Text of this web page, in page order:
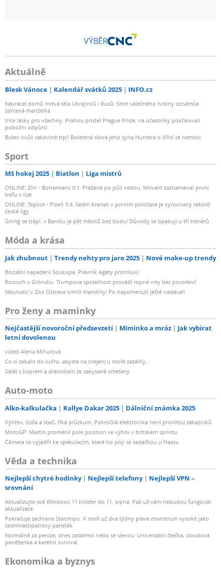
VÝBĚR
Aktuálně
Blesk Vánoce Kalendář svátků 2025 INFO.cz
Navracel domů mrtvá těla Ukrajinců i Rusů: Smrt válečného hrdiny oznámila
zdrcená manželka
Více lásky pro všechny. Prahou prošel Prague Pride, na účastníky pokřikovali
pobožní odpůrci
Biden kvůli rakovině trpí! Bolestná slova jeho syna Huntera o šířící se nemoci
Sport
MS hokej 2025 Biatlon Liga mistrů
ONLINE: Zlín - Bohemians 0:1. Pražané po půli vedou. Mirvald zaznamenal první
trefu v lize
ONLINE: Teplice - Plzeň 3:4. Sedm branek v prvním poločase je vyrovnaný rekord
české ligy
Gning se trápí: v Baníku je pět měsíců bez bodu! Důvody se opakují u tří trenérů
Móda a krása
Jak zhubnout Trendy nehty pro jaro 2025 Nové make-up trendy
Brutální napadení Soukupa. Právník Agáty promluvil
Rozruch v Grónsku: Trumpova společnost provádí ropné vrty bez povolení!
Neurvalci v Zoo Ostrava krmili mandrily! Po napomenutí ještě nadávali
Pro ženy a maminky
Nejčastější novoroční předsevzetí Miminko a mráz
Jak vybírat
letní dovolenou
video Alena Mihulová
Co si zabalit do kufru, abyste na (nejen) u moře zazářily...
Salát s koprem a dresinkem ze zakysané smetany
Auto-moto
Alko-kalkulačka Rallye Dakar 2025 Dálniční známka 2025
Výhřev, čidla a stačí, říká průzkum. Pokročilá elektronika není prioritou zákazníků
MotoGP: Martin proměnil pole position ve výhru v britském sprintu
Câmara se vyjádřil ke spekulacím, které ho pojí se sedačkou u Haasu
Věda a technika
Nejlepší chytré hodinky Nejlepší telefony
Nejlepší VPN –
srovnání
Aktualizujte své Windows 11 Insider do 11. srpna. Pak už vám nebudou fungovat
aktualizace
Pokračuje záchrana Starshipu. V moři už dva týdny plave monstrum vysoké jako
sedmnáctipatrový panelák
Normálně za peníze, dnes zadarmo nebo se slevou: Univerzální čtečka, cloudová
peněženka a karetní survival
Ekonomika a byznys